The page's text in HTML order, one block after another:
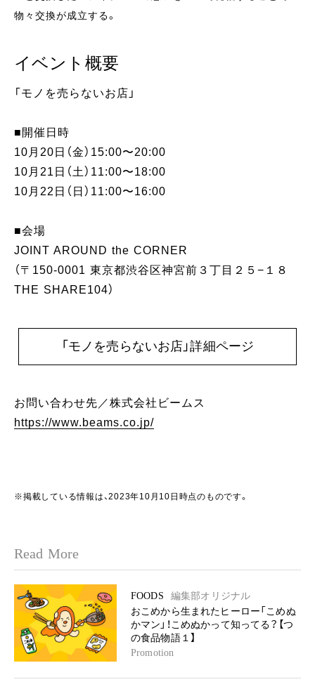
物々交換が成立する。
イベント概要
「モノを売らないお店」
■開催日時
10月20日（金）15:00〜20:00
10月21日（土）11:00〜18:00
10月22日（日）11:00〜16:00
■会場
JOINT AROUND the CORNER
（〒150-0001 東京都渋谷区神宮前３丁目２５−１８
THE SHARE104）
「モノを売らないお店」詳細ページ
お問い合わせ先／株式会社ビームス
https://www.beams.co.jp/
※掲載している情報は、2023年10月10日時点のものです。
Read More
FOODS
編集部オリジナル
おこめから生まれたヒーロー「こめぬ
かマン」！こめぬかって知ってる？【つ
の食品物語１】
Promotion